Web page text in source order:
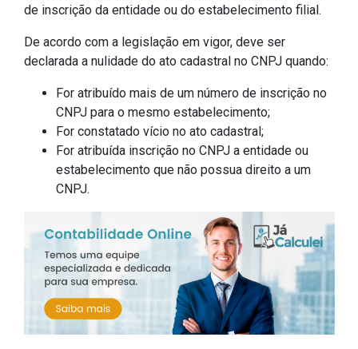
de inscrição da entidade ou do estabelecimento filial.
De acordo com a legislação em vigor, deve ser
declarada a nulidade do ato cadastral no CNPJ quando:
For atribuído mais de um número de inscrição no
CNPJ para o mesmo estabelecimento;
For constatado vício no ato cadastral;
For atribuída inscrição no CNPJ a entidade ou
estabelecimento que não possua direito a um
CNPJ.